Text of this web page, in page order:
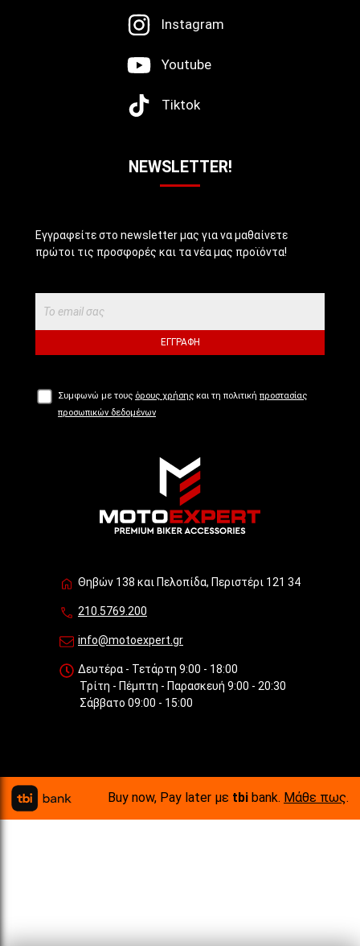
Instagram
Youtube
Tiktok
NEWSLETTER!
Εγγραφείτε στο newsletter μας για να μαθαίνετε
πρώτοι τις προσφορές και τα νέα μας προϊόντα!
ΕΓΓΡΑΦΉ
Συμφωνώ με τους όρους χρήσης και τη πολιτική προστασίας
προσωπικών δεδομένων
Θηβών 138 και Πελοπίδα, Περιστέρι 121 34
210.5769.200
info@motoexpert.gr
Δευτέρα - Τετάρτη 9:00 - 18:00
Τρίτη - Πέμπτη - Παρασκευή 9:00 - 20:30
Σάββατο 09:00 - 15:00
Buy now, Pay later με tbi bank. Μάθε πως.